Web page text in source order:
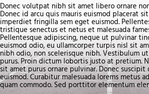
Donec volutpat nibh sit amet libero ornare
Donec id arcu quis mauris euismod placerat
imperdiet fringilla sem eget euismod.
tristique senectus et netus et malesuada
Pellentesque adipiscing, neque ut pulvinar
euismod odio, eu ullamcorper turpis nisl sit
nibh odio, non scelerisque nibh. Vestibulum
purus. Proin dictum lobortis justo at pretium.
sit amet purus ornare pulvinar. Donec
euismod. Curabitur malesuada lorems metus
quam commodo. Sed porttitor elementum